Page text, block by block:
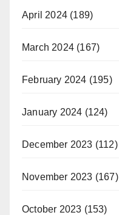
April 2024 (189)
March 2024 (167)
February 2024 (195)
January 2024 (124)
December 2023 (112)
November 2023 (167)
October 2023 (153)